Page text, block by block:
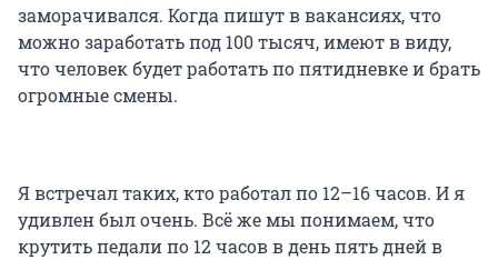
заморачивался. Когда пишут в вакансиях, что
можно заработать под 100 тысяч, имеют в виду,
что человек будет работать по пятидневке и брать
огромные смены.
Я встречал таких, кто работал по 12–16 часов. И я
удивлен был очень. Всё же мы понимаем, что
крутить педали по 12 часов в день пять дней в